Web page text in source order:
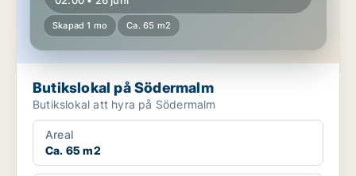
Skapad 1 mo Ca. 65 m2
Butikslokal på Södermalm
Butikslokal att hyra på Södermalm
Areal
Ca. 65 m2